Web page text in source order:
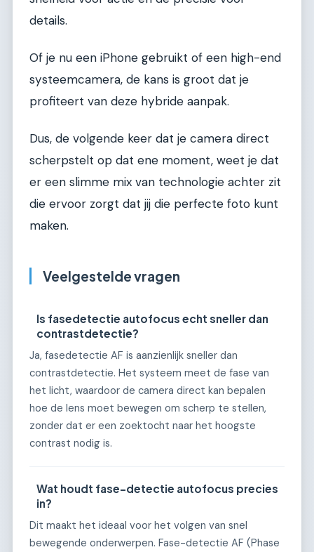
details.
Of je nu een iPhone gebruikt of een high-end
systeemcamera, de kans is groot dat je
profiteert van deze hybride aanpak.
Dus, de volgende keer dat je camera direct
scherpstelt op dat ene moment, weet je dat
er een slimme mix van technologie achter zit
die ervoor zorgt dat jij die perfecte foto kunt
maken.
Veelgestelde vragen
Is fasedetectie autofocus echt sneller dan
contrastdetectie?
Ja, fasedetectie AF is aanzienlijk sneller dan
contrastdetectie. Het systeem meet de fase van
het licht, waardoor de camera direct kan bepalen
hoe de lens moet bewegen om scherp te stellen,
zonder dat er een zoektocht naar het hoogste
contrast nodig is.
Wat houdt fase-detectie autofocus precies
in?
Dit maakt het ideaal voor het volgen van snel
bewegende onderwerpen. Fase-detectie AF (Phase